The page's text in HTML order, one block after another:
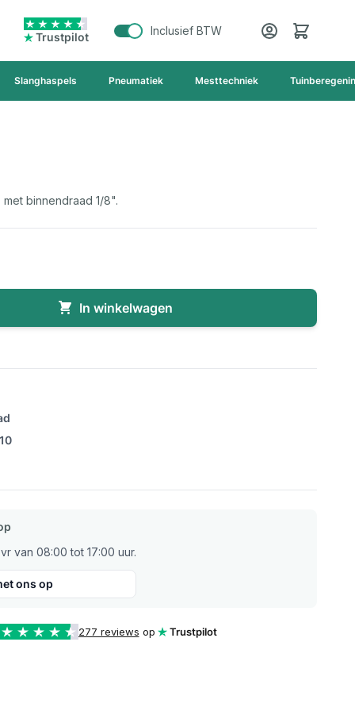
Trustpilot Inclusief BTW Cart
Slanghaspels Pneumatiek Mesttechniek
binnendraad 1/8".
In winkelwagen
van 08:00 tot 17:00 uur.
ons op
277 reviews op Trustpilot